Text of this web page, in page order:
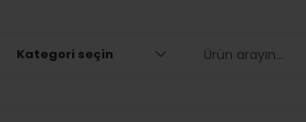
Kategori seçin